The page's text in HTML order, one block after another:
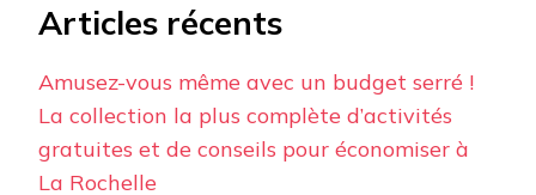
Articles récents
Amusez-vous même avec un budget serré !
La collection la plus complète d’activités
gratuites et de conseils pour économiser à
La Rochelle